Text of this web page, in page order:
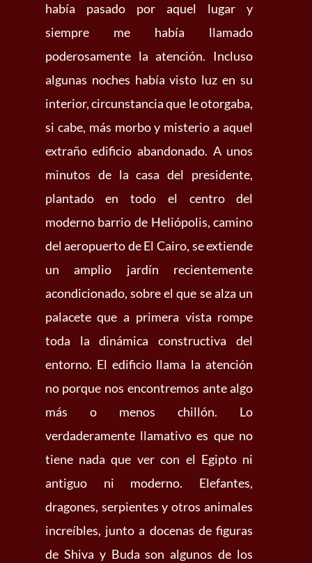
había pasado por aquel lugar y
siempre me había llamado
poderosamente la atención. Incluso
algunas noches había visto luz en su
interior, circunstancia que le otorgaba,
si cabe, más morbo y misterio a aquel
extraño edificio abandonado. A unos
minutos de la casa del presidente,
plantado en todo el centro del
moderno barrio de Heliópolis, camino
del aeropuerto de El Cairo, se extiende
un amplio jardín recientemente
acondicionado, sobre el que se alza un
palacete que a primera vista rompe
toda la dinámica constructiva del
entorno. El edificio llama la atención
no porque nos encontremos ante algo
más o menos chillón. Lo
verdaderamente llamativo es que no
tiene nada que ver con el Egipto ni
antiguo ni moderno. Elefantes,
dragones, serpientes y otros animales
increíbles, junto a docenas de figuras
de Shiva y Buda son algunos de los